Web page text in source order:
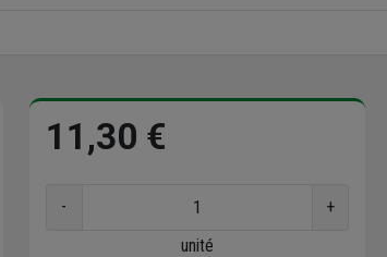
11,30 €
-
+
unité